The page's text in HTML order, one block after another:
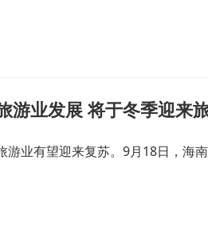
游业发展 将于冬季迎来
游业有望迎来复苏。9月18日，海